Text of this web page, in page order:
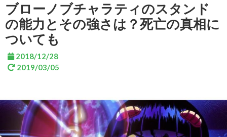
ブローノブチャラティのスタンド
の能力とその強さは？死亡の真相に
ついても
2018/12/28
2019/03/05